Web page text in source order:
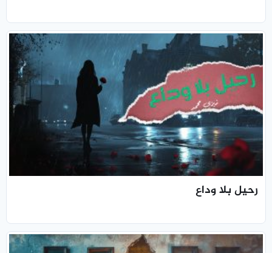
رحيل بلا وداع